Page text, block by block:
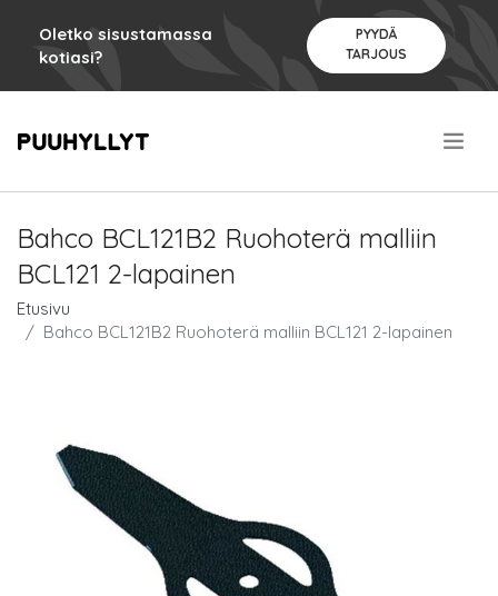
Oletko sisustamassa
kotiasi?
PYYDÄ
TARJOUS
Bahco BCL121B2 Ruohoterä malliin
BCL121 2-lapainen
Etusivu
Bahco BCL121B2 Ruohoterä malliin BCL121 2-lapainen